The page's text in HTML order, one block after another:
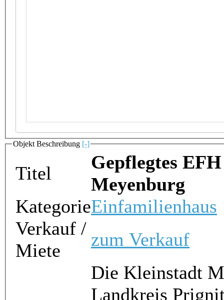
Objekt Beschreibung [-]
Titel
Gepflegtes
Meyenburg
KategorieEinfamilienhaus
Verkauf /
Miete
zum Verkauf
Die Kleinstadt
Landkreis